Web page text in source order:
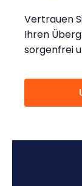
Vertrauen
Ihren
sorgenfrei